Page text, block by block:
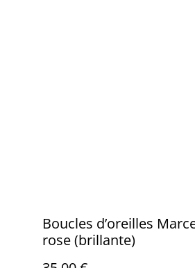
Boucles d’oreilles
rose (brillante)